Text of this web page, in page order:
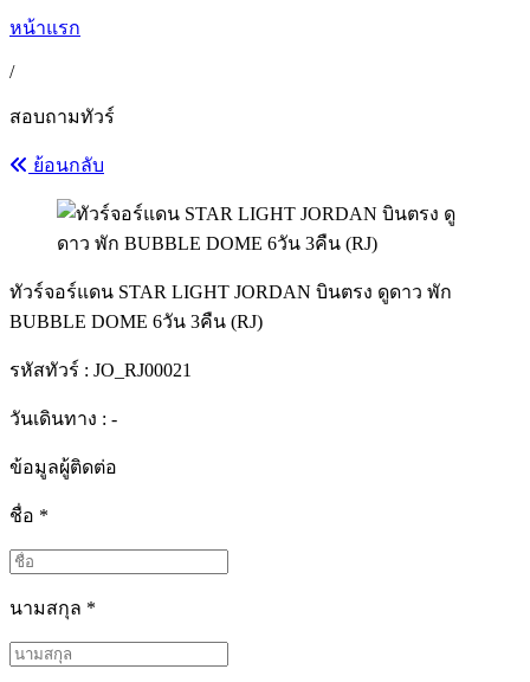
หน้าแรก
/
สอบถามทัวร์
ย้อนกลับ
ทัวร์จอร์แดน STAR LIGHT JORDAN บินตรง ดูดาว พัก
BUBBLE DOME 6วัน 3คืน (RJ)
รหัสทัวร์ : JO_RJ00021
วันเดินทาง : -
ข้อมูลผู้ติดต่อ
ชื่อ *
นามสกุล *